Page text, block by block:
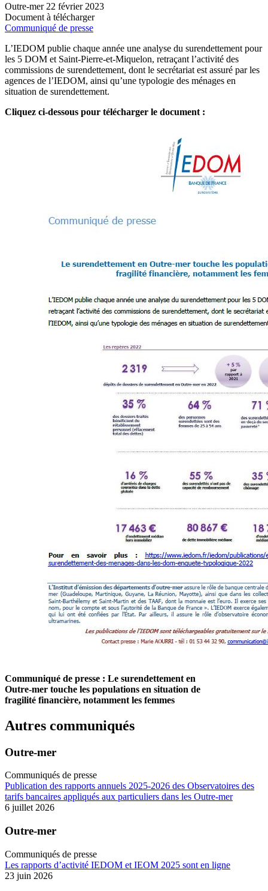
Outre-mer 22 février 2023
Document à télécharger
Communiqué de presse
L’IEDOM publie chaque année une analyse du surendettement pour
les 5 DOM et Saint-Pierre-et-Miquelon, retraçant l’activité des
commissions de surendettement, dont le secrétariat est assuré par les
agences de l’IEDOM, ainsi qu’une typologie des ménages en
situation de surendettement.
Cliquez ci-dessous pour télécharger le document :
Communiqué de presse : Le surendettement en
Outre-mer touche les populations en situation de
fragilité financière, notamment les femmes
Autres communiqués
Outre-mer
Communiqués de presse
Publication des rapports annuels 2025-2026 des Observatoires des
tarifs bancaires appliqués aux particuliers dans les Outre-mer
6 juillet 2026
Outre-mer
Communiqués de presse
Les rapports d’activité IEDOM et IEOM 2025 sont en ligne
23 juin 2026